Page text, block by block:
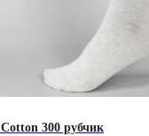
Cotton 300 рубчик